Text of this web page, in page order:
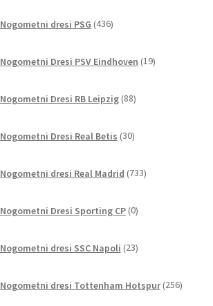
Nogometni dresi PSG 436izdelkov
Nogometni Dresi PSV Eindhoven 19izdelkov
Nogometni Dresi RB Leipzig 88izdelkov
Nogometni Dresi Real Betis 30izdelkov
Nogometni dresi Real Madrid 733izdelkov
Nogometni Dresi Sporting CP 0izdelkov
Nogometni dresi SSC Napoli 23izdelkov
Nogometni dresi Tottenham Hotspur 256